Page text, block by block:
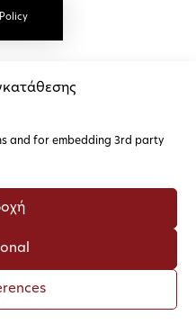
and for embedding 3rd party